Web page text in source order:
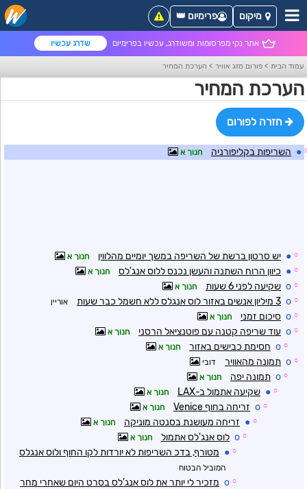
אתר נקי מפרסומות ומשודרג, עכשיו בפרימיום שדרג עכשיו
מיקום פרימיום 👑
עמוד הבית > פורום מזג אוויר > הערכת המחיר
הערכת המחיר
חזרה לפורום
● השריפות בקליפורניה חנוך א
☼
● יש סרטון ברשת של השריפה במשך יומיים מהלווין חנוך א
☼
● כיוון הרוח השתנה והעשן נכנס ללוס אנג'לס חנוך א
☼
o שקיעה לפני 6 שעות חנוך א
☼
o 3 מיליון אנשים באזור לוס אנגלס ללא חשמל כבר שעות אוריין
☼
o סיכום זמני חנוך א
☼
o עוד שריפה קטנה עם פוטנציאל הרסני חנוך א
☼
o חסימת כבישים באזור חנוך א
☼
o תמונה מהאוויר דובי
☼
o תמונה יפה חנוך א
☼
● שקיעה אתמול ב-LAX חנוך א
☼
o זריחה בחוף Venice חנוך א
☼
● זריחה מעושנת בסנטה מוניקה חנוך א
☼
o לוס אנג'לס אתמול חנוך א
☼
● מטורף, בדכ השריפות לא יורדות לקו החוף ולוס אנגלס
המוביל הבטוח
☼
o מזכיר לי יותר את לוס אנג'לס בסרט היום שאחרי מחר